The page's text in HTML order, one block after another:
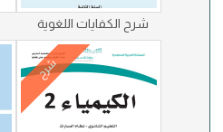
شرح الكفايات اللغوية
شرح